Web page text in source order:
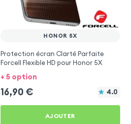
HONOR 5X
Protection écran Clarté Parfaite
Forcell Flexible HD pour Honor 5X
+ 5 option
16,90 € 4.0
AJOUTER